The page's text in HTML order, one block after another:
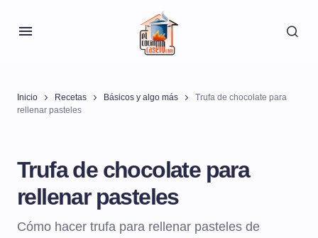
Inicio Recetas Básicos y algo más
Trufa de chocolate para
rellenar pasteles
Trufa de chocolate para
rellenar pasteles
Cómo hacer trufa para rellenar pasteles de